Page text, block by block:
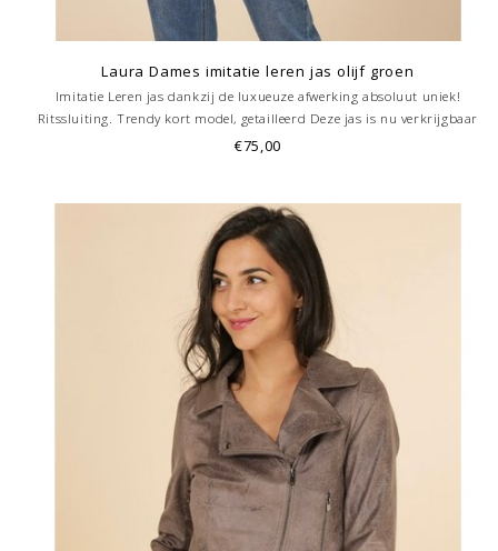
Laura Dames imitatie leren jas olijf groen
Imitatie Leren jas dankzij de luxueuze afwerking absoluut uniek!
Ritssluiting. Trendy kort model, getailleerd Deze jas is nu verkrijgbaar
ook bij onze winkel in Hoorn.
€75,00